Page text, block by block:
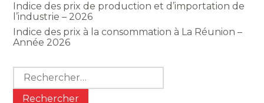
Indice des prix de production et d’importation de
l’industrie – 2026
Indice des prix à la consommation à La Réunion –
Année 2026
Rechercher :